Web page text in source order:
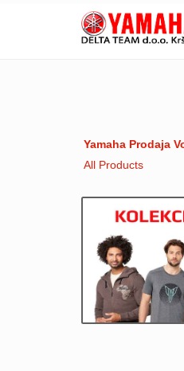
Yamaha Prodaja
All Products